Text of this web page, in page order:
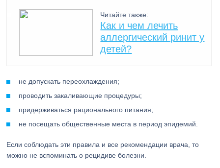
Читайте также:
Как и чем лечить
аллергический ринит у
детей?
не допускать переохлаждения;
проводить закаливающие процедуры;
придерживаться рационального питания;
не посещать общественные места в период эпидемий.
Если соблюдать эти правила и все рекомендации врача, то
можно не вспоминать о рецидиве болезни.